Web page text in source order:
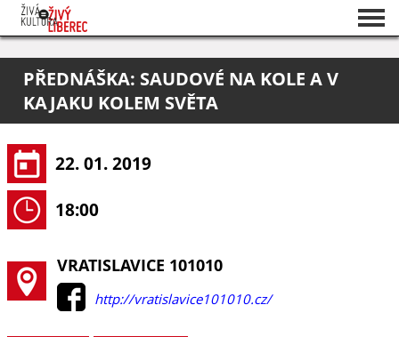
O projektu
Pořadatelé
PŘEDNÁŠKA: SAUDOVÉ NA KOLE A V
KAJAKU KOLEM SVĚTA
22. 01. 2019
18:00
VRATISLAVICE 101010
http://vratislavice101010.cz/